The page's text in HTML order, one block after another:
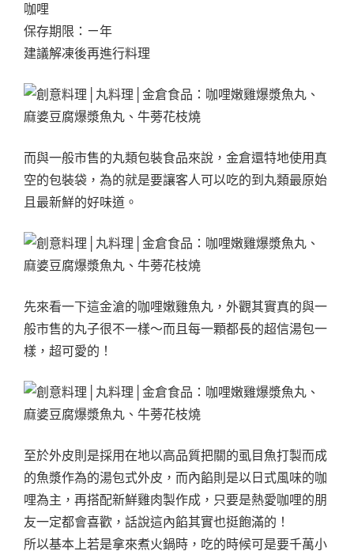
咖哩
保存期限：ㄧ年
建議解凍後再進行料理
而與一般市售的丸類包裝食品來說，金倉還特地使用真
空的包裝袋，為的就是要讓客人可以吃的到丸類最原始
且最新鮮的好味道。
先來看一下這金滄的咖哩嫩雞魚丸，外觀其實真的與一
般市售的丸子很不一樣～而且每一顆都長的超信湯包一
樣，超可愛的！
至於外皮則是採用在地以高品質把關的虱目魚打製而成
的魚漿作為的湯包式外皮，而內餡則是以日式風味的咖
哩為主，再搭配新鮮雞肉製作成，只要是熱愛咖哩的朋
友一定都會喜歡，話說這內餡其實也挺飽滿的！
所以基本上若是拿來煮火鍋時，吃的時候可是要千萬小